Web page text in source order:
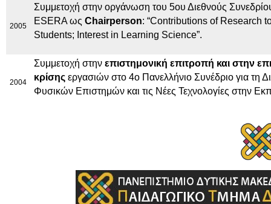
2005
Συμμετοχή στην οργάνωση του 5ου Διεθνούς
ESERA ως Chairperson: “Contributions of Research
Students; Interest in Learning Science”.
2004
Συμμετοχή στην επιστημονική επιτροπή και στην
κρίσης εργασιών στο 4ο Πανελλήνιο Συνέδριο για τη
Φυσικών Επιστημών και τις Νέες Τεχνολογίες στην